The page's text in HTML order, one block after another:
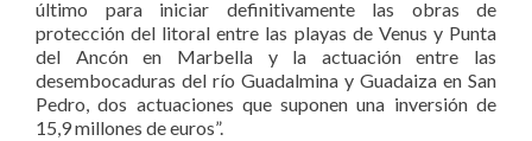
último para iniciar definitivamente las obras de
protección del litoral entre las playas de Venus y Punta
del Ancón en Marbella y la actuación entre las
desembocaduras del río Guadalmina y Guadaiza en San
Pedro, dos actuaciones que suponen una inversión de
15,9 millones de euros”.